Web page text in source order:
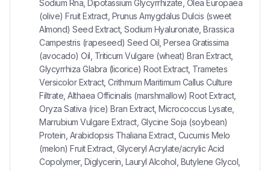
Sodium Rna, Dipotassium Glycyrrhizate, Olea Europaea
(olive) Fruit Extract, Prunus Amygdalus Dulcis (sweet
Almond) Seed Extract, Sodium Hyaluronate, Brassica
Campestris (rapeseed) Seed Oil, Persea Gratissima
(avocado) Oil, Triticum Vulgare (wheat) Bran Extract,
Glycyrrhiza Glabra (licorice) Root Extract, Trametes
Versicolor Extract, Crithmum Maritimum Callus Culture
Filtrate, Althaea Officinalis (marshmallow) Root Extract,
Oryza Sativa (rice) Bran Extract, Micrococcus Lysate,
Marrubium Vulgare Extract, Glycine Soja (soybean)
Protein, Arabidopsis Thaliana Extract, Cucumis Melo
(melon) Fruit Extract, Glyceryl Acrylate/acrylic Acid
Copolymer, Diglycerin, Lauryl Alcohol, Butylene Glycol,